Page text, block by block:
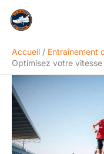
Accueil
Entraînement
Optimisez votre
Rechercher